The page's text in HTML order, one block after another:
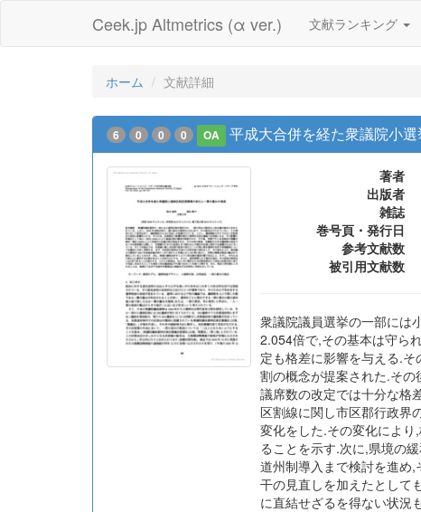
Ceek.jp Altmetrics (α ver.) 文献ランキング
ホーム 文献詳細
6 0 0 0 OA 平成大合併を経た衆議院小
著者
出版者
雑誌
巻号頁・発行日
参考文献数
被引用文献数
衆議院議員選挙の一部には
2.054倍で,その基本は守ら
定も格差に影響を与える.
割の概念が提案された.そ
議席数の改定では十分な格
区割線に関し市区郡行政界
変化をした.その変化によ
ることを示す.次に,県境の
道州制導入まで検討を進め
干の見直しを加えたとして
に直結せざるを得ない状況